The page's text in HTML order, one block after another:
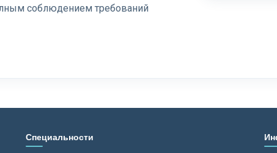
соблюдением требований
Специальности